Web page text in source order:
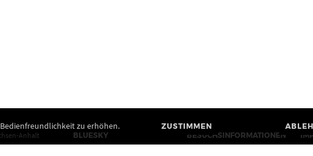
zu erhöhen. ZUSTIMMEN
Anhalt
BLUESKY
BESUCHSINFORMATIONEN